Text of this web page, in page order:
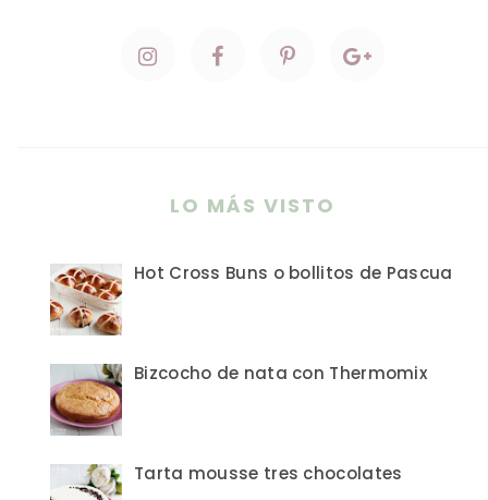
LO MÁS VISTO
Hot Cross Buns o bollitos de Pascua
Bizcocho de nata con Thermomix
Tarta mousse tres chocolates